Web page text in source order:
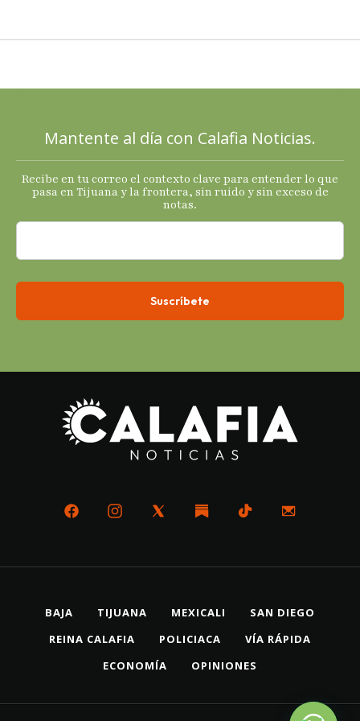
2025 con
termómetro
s
económicos.
Mantente al día con Calafia Noticias.
Recibe en tu correo el contexto clave para entender lo que
pasa en Tijuana y la frontera, sin ruido y sin exceso de
notas.
BAJA TIJUANA MEXICALI
SAN DIEGO
REINA CALAFIA
POLICIACA
VÍA RÁPIDA
ECONOMÍA
OPINIONES